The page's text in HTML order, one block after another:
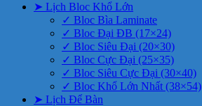
➤ Lịch Bloc Khổ Lớn
✓ Bloc Bìa Laminate
✓ Bloc Đại ĐB (17×24)
✓ Bloc Siêu Đại (20×30)
✓ Bloc Cực Đại (25×35)
✓ Bloc Siêu Cực Đại (30×40)
✓ Bloc Khổ Lớn Nhất (38×54)
➤ Lịch Để Bàn